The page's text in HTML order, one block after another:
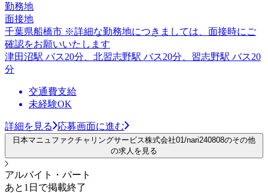
勤務地
面接地
千葉県船橋市 ※詳細な勤務地につきましては、面接時にご
確認をお願いいたします
津田沼駅 バス20分、北習志野駅 バス20分、習志野駅 バス20
分
交通費支給
未経験OK
詳細を見る 応募画面に進む
日本マニュファクチャリングサービス株式会社01/nari240808のその他
の求人を見る
アルバイト・パート
あと1日で掲載終了